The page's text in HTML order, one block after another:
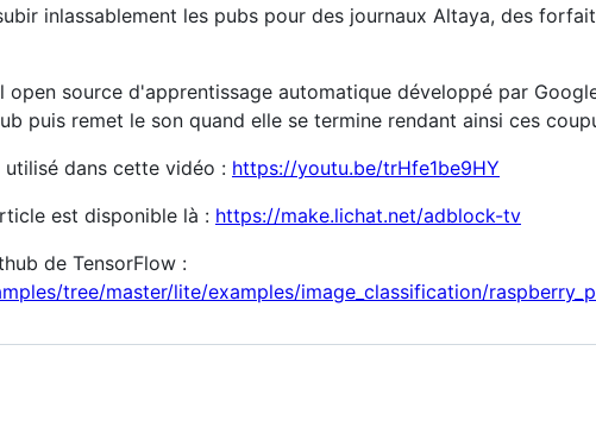
inlassablement les pubs pour des journaux Altaya, des
source d'apprentissage automatique développé par
puis remet le son quand elle se termine rendant ainsi ces
dans cette vidéo : https://youtu.be/trHfe1be9HY
est disponible là : https://make.lichat.net/adblock-tv
de TensorFlow :
tree/master/lite/examples/image_classification/